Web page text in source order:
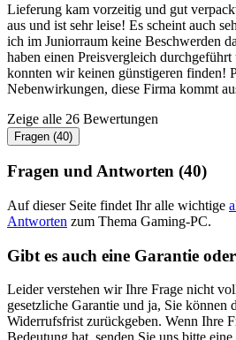
Lieferung kam vorzeitig und gut
aus und ist sehr leise! Es scheint auch
ich im Juniorraum keine Beschwerden
haben einen Preisvergleich
konnten wir keinen günstigeren finden!
Nebenwirkungen, diese Firma kommt
Zeige alle 26 Bewertungen
Fragen (40)
Fragen und Antworten (40)
Auf dieser Seite findet Ihr alle wichtige
Antworten zum Thema Gaming-PC.
Gibt es auch eine Garantie
Leider verstehen wir Ihre Frage nicht
gesetzliche Garantie und ja, Sie können
Widerrufsfrist zurückgeben. Wenn Ihre